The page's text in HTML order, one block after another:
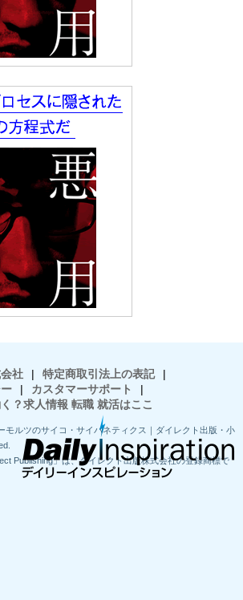
社 | 特定商取引法上の表記
|
| カスタマーサポート
|
？求人情報 転職 就活はここ
モルツのサイコ・サイバネティクス｜ダイレクト出版・小
Publishing」は、ダイレクト出版株式会社の登録商標で